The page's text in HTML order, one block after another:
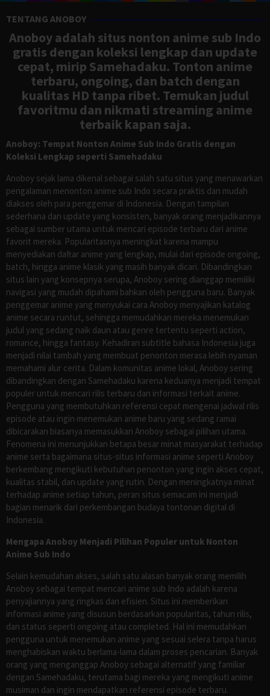
TENTANG ANOBOY
Anoboy adalah situs nonton anime sub Indo
gratis dengan koleksi lengkap dan update
cepat, mirip Samehadaku. Tonton anime
terbaru, ongoing, dan batch dengan
kualitas HD tanpa ribet. Temukan judul
favoritmu dan nikmati streaming anime
terbaik kapan saja.
Anoboy: Tempat Nonton Anime Sub Indo Gratis dengan
Koleksi Lengkap seperti Samehadaku
Anoboy sejak lama dikenal sebagai salah satu situs yang menawarkan
pengalaman menonton anime sub Indo secara praktis dan mudah
diakses oleh para penggemar di Indonesia. Dengan tampilan
sederhana dan update yang konsisten, banyak orang menjadikannya
sebagai sumber utama untuk mencari episode terbaru dari anime
favorit mereka. Popularitasnya meningkat karena mampu
menyediakan daftar anime yang lengkap, mulai dari episode ongoing,
batch, hingga anime klasik yang masih banyak dicari. Dibandingkan
situs lain yang konsepnya serupa, Anoboy sering dianggap memiliki
navigasi yang mudah dipahami bahkan oleh pengguna baru. Banyak
penggemar anime yang menyukai cara Anoboy menyajikan katalog
anime secara runtut, sehingga memudahkan mereka menemukan
judul yang sedang naik daun atau genre tertentu seperti action,
romance, hingga fantasy. Kehadiran subtitle bahasa Indonesia juga
menjadi nilai tambah yang membuat penonton merasa lebih nyaman
memahami alur cerita. Dalam komunitas anime lokal, Anoboy sering
dibandingkan dengan Samehadaku karena keduanya menjadi tempat
populer untuk mencari rilis terbaru dan informasi terkait anime.
Pengguna yang membutuhkan referensi cepat mengenai jadwal rilis
episode atau ingin menemukan anime baru yang sedang ramai
dibicarakan biasanya memasukkan Anoboy sebagai pilihan utama.
Fenomena ini menunjukkan betapa besar minat masyarakat terhadap
anime serta bagaimana situs-situs informasi anime seperti Anoboy
berkembang mengikuti kebutuhan penonton yang ingin akses cepat,
kualitas stabil, dan update yang rutin. Dengan meningkatnya minat
terhadap anime setiap tahun, peran situs semacam ini menjadi
bagian menarik dari perkembangan budaya tontonan digital di
Indonesia.
Mengapa Anoboy Menjadi Pilihan Populer untuk Nonton
Anime Sub Indo
Selain kemudahan akses, salah satu alasan banyak orang memilih
Anoboy sebagai tempat mencari anime sub Indo adalah karena
penyajiannya yang ringkas dan efisien. Situs ini memberikan
informasi anime yang disusun berdasarkan popularitas, tahun rilis,
dan status seperti ongoing atau completed. Hal ini memudahkan
pengguna untuk menemukan anime yang sesuai selera tanpa harus
menghabiskan waktu berlama-lama dalam proses pencarian. Banyak
orang yang menganggap Anoboy sebagai alternatif yang familiar
dengan Samehadaku, terutama bagi mereka yang mengikuti anime
musiman dan ingin mendapatkan referensi episode terbaru.